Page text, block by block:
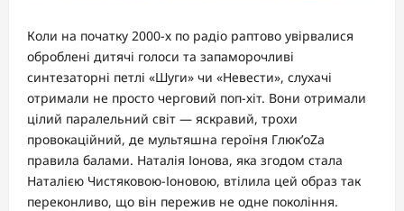
Коли на початку 2000-х по радіо раптово увірвалися
оброблені дитячі голоси та запаморочливі
синтезаторні петлі «Шуги» чи «Невести», слухачі
отримали не просто черговий поп-хіт. Вони отримали
цілий паралельний світ — яскравий, трохи
провокаційний, де мультяшна героїня Глюк’oZa
правила балами. Наталія Іонова, яка згодом стала
Наталією Чистяковою-Іоновою, втілила цей образ так
переконливо, що він пережив не одне покоління.